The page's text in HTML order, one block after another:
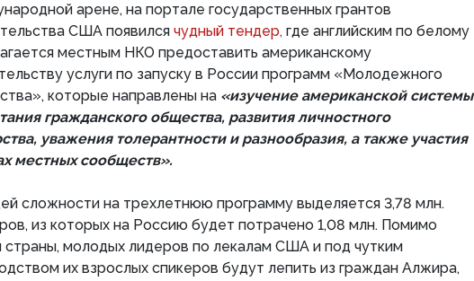
арене, на портале государственных грантов
США появился чудный тендер, где английским по белому
местным НКО предоставить американскому
услуги по запуску в России программ «Молодежного
которые направлены на «изучение американской системы
гражданского общества, развития личностного
уважения толерантности и разнообразия, а также участия
местных сообществ».
сложности на трехлетнюю программу выделяется 3,78 млн.
из которых на Россию будет потрачено 1,08 млн. Помимо
страны, молодых лидеров по лекалам США и под чутким
их взрослых спикеров будут лепить из граждан Алжира,